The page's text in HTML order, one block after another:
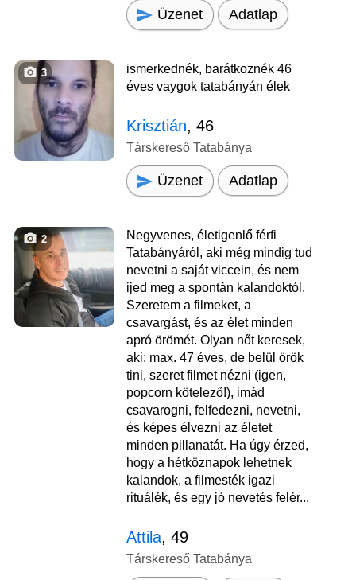
Üzenet Adatlap
3
ismerkednék, barátkoznék 46
éves vaygok tatabányán élek
Krisztián, 46
Társkereső Tatabánya
Üzenet Adatlap
2
Negyvenes, életigenlő férfi
Tatabányáról, aki még mindig tud
nevetni a saját viccein, és nem
ijed meg a spontán kalandoktól.
Szeretem a filmeket, a
csavargást, és az élet minden
apró örömét. Olyan nőt keresek,
aki: max. 47 éves, de belül örök
tini, szeret filmet nézni (igen,
popcorn kötelező!), imád
csavarogni, felfedezni, nevetni,
és képes élvezni az életet
minden pillanatát. Ha úgy érzed,
hogy a hétköznapok lehetnek
kalandok, a filmesték igazi
rituálék, és egy jó nevetés felér...
Attila, 49
Társkereső Tatabánya